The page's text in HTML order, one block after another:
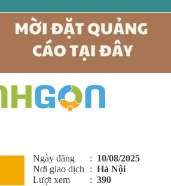
Ngày đăng : 10/08/2025
Nơi giao dịch : Hà Nội
Lượt xem
: 390